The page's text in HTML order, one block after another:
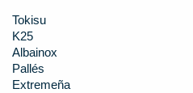
Tokisu
K25
Albainox
Pallés
Extremeña